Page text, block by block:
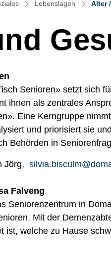
Lebenslagen Alter
Senioren» setzt sich
ihnen als zentrales
Eine Kerngruppe
und priorisiert sie
Behörden in
Jörg,
Falveng
Link wird in einem neuen
Seniorenzentrum in
Mit der
ist, welche zu Hause